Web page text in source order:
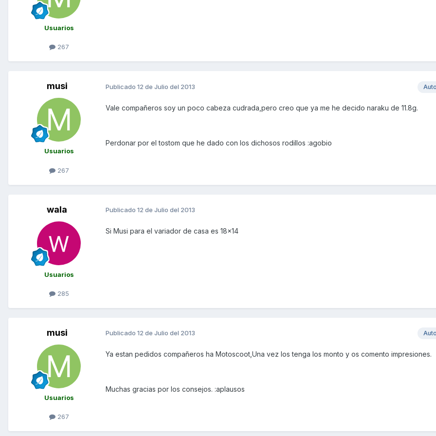
Usuarios
267
musi
Usuarios
267
Publicado 12 de Julio del 2013
Vale compañeros soy un poco cabeza cudrada,pero creo que ya me he decido naraku de 11.8g.
Perdonar por el tostom que he dado con los dichosos rodillos :agobio
wala
Usuarios
285
Publicado 12 de Julio del 2013
Si Musi para el variador de casa es 18x14
musi
Usuarios
267
Publicado 12 de Julio del 2013
Ya estan pedidos compañeros ha Motoscoot,Una vez los tenga los monto y os comento impresiones.
Muchas gracias por los consejos. :aplausos